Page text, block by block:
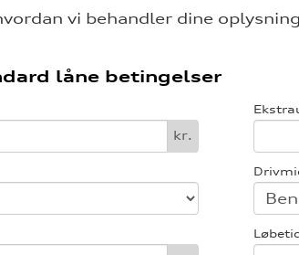
vi behandler dine
låne betingelser
kr.